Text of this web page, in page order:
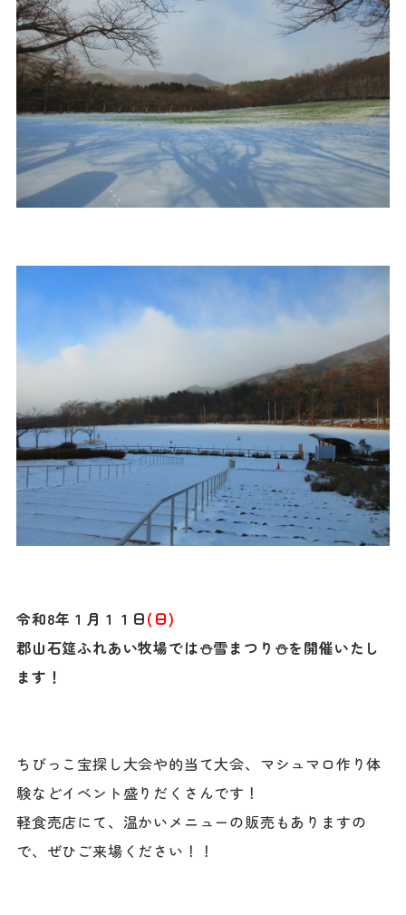
令和8年１月１１日(日)
郡山石筵ふれあい牧場では⛄雪まつり⛄を開催いたし
ます！
ちびっこ宝探し大会や的当て大会、マシュマロ作り体
験などイベント盛りだくさんです！
軽食売店にて、温かいメニューの販売もありますの
で、ぜひご来場ください！！